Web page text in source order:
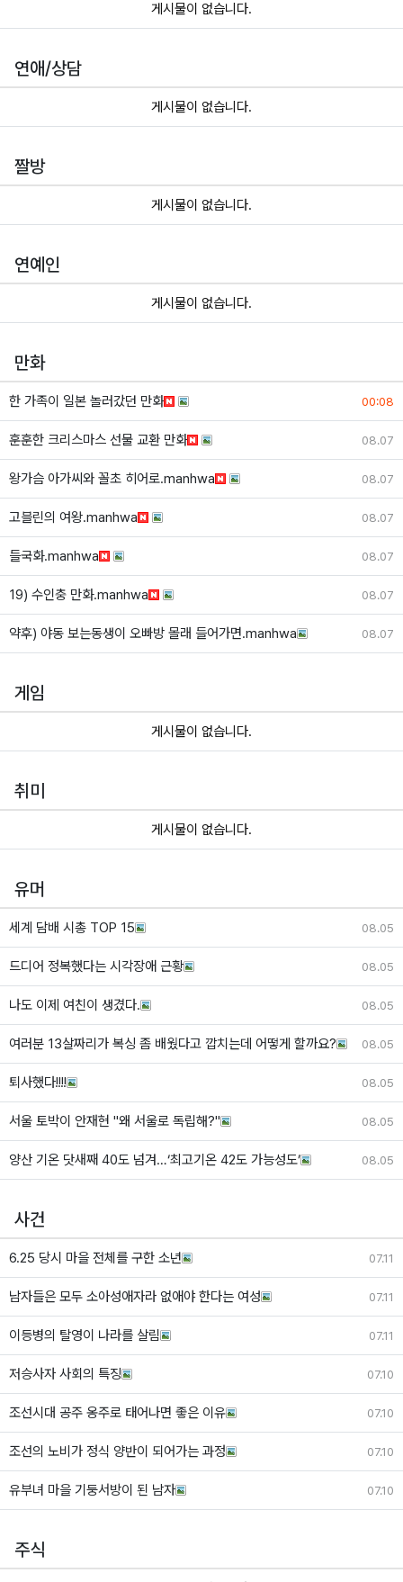
게시물이 없습니다.
연애/상담
게시물이 없습니다.
짤방
게시물이 없습니다.
연예인
게시물이 없습니다.
만화
한 가족이 일본 놀러갔던 만화 00:08
훈훈한 크리스마스 선물 교환 만화 08.07
왕가슴 아가씨와 꼴초 히어로.manhwa 08.07
고블린의 여왕.manhwa 08.07
들국화.manhwa 08.07
19) 수인충 만화.manhwa 08.07
약후) 야동 보는동생이 오빠방 몰래 들어가면.manhwa 08.07
게임
게시물이 없습니다.
취미
게시물이 없습니다.
유머
세계 담배 시총 TOP 15 08.05
드디어 정복했다는 시각장애 근황 08.05
나도 이제 여친이 생겼다. 08.05
여러분 13살짜리가 복싱 좀 배웠다고 깝치는데 어떻게 할까요? 08.05
퇴사했다!!!! 08.05
서울 토박이 안재현 "왜 서울로 독립해?" 08.05
양산 기온 닷새째 40도 넘겨…‘최고기온 42도 가능성도’ 08.05
사건
6.25 당시 마을 전체를 구한 소년 07.11
남자들은 모두 소아성애자라 없애야 한다는 여성 07.11
이등병의 탈영이 나라를 살림 07.11
저승사자 사회의 특징 07.10
조선시대 공주 옹주로 태어나면 좋은 이유 07.10
조선의 노비가 정식 양반이 되어가는 과정 07.10
유부녀 마을 기둥서방이 된 남자 07.10
주식